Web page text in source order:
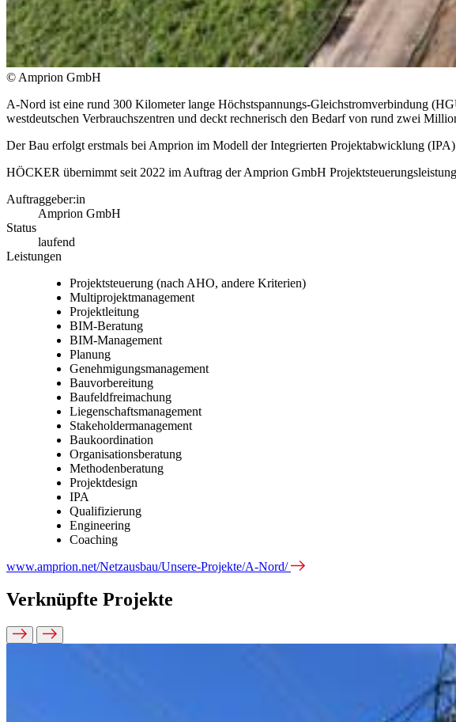
© Amprion GmbH
A-Nord ist eine rund 300 Kilometer lange Höchstspannungs-Gleichstromverbindung
westdeutschen Verbrauchszentren und deckt rechnerisch den Bedarf von rund zwei
Der Bau erfolgt erstmals bei Amprion im Modell der Integrierten Projektabwicklung
HÖCKER übernimmt seit 2022 im Auftrag der Amprion GmbH
Auftraggeber:in
Amprion GmbH
Status
laufend
Leistungen
Projektsteuerung (nach AHO, andere Kriterien)
Multiprojektmanagement
Projektleitung
BIM-Beratung
BIM-Management
Planung
Genehmigungsmanagement
Bauvorbereitung
Baufeldfreimachung
Liegenschaftsmanagement
Stakeholdermanagement
Baukoordination
Organisationsberatung
Methodenberatung
Projektdesign
IPA
Qualifizierung
Engineering
Coaching
www.amprion.net/Netzausbau/Unsere-Projekte/A-Nord/
Verknüpfte Projekte